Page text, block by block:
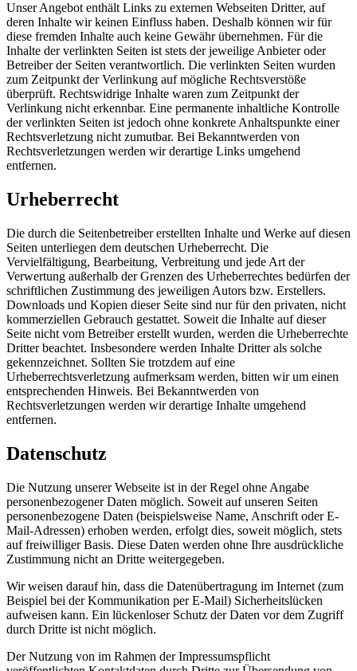
Unser Angebot enthält Links zu externen Webseiten Dritter, auf
deren Inhalte wir keinen Einfluss haben. Deshalb können wir für
diese fremden Inhalte auch keine Gewähr übernehmen. Für die
Inhalte der verlinkten Seiten ist stets der jeweilige Anbieter oder
Betreiber der Seiten verantwortlich. Die verlinkten Seiten wurden
zum Zeitpunkt der Verlinkung auf mögliche Rechtsverstöße
überprüft. Rechtswidrige Inhalte waren zum Zeitpunkt der
Verlinkung nicht erkennbar. Eine permanente inhaltliche Kontrolle
der verlinkten Seiten ist jedoch ohne konkrete Anhaltspunkte einer
Rechtsverletzung nicht zumutbar. Bei Bekanntwerden von
Rechtsverletzungen werden wir derartige Links umgehend
entfernen.
Urheberrecht
Die durch die Seitenbetreiber erstellten Inhalte und Werke auf diesen
Seiten unterliegen dem deutschen Urheberrecht. Die
Vervielfältigung, Bearbeitung, Verbreitung und jede Art der
Verwertung außerhalb der Grenzen des Urheberrechtes bedürfen der
schriftlichen Zustimmung des jeweiligen Autors bzw. Erstellers.
Downloads und Kopien dieser Seite sind nur für den privaten, nicht
kommerziellen Gebrauch gestattet. Soweit die Inhalte auf dieser
Seite nicht vom Betreiber erstellt wurden, werden die Urheberrechte
Dritter beachtet. Insbesondere werden Inhalte Dritter als solche
gekennzeichnet. Sollten Sie trotzdem auf eine
Urheberrechtsverletzung aufmerksam werden, bitten wir um einen
entsprechenden Hinweis. Bei Bekanntwerden von
Rechtsverletzungen werden wir derartige Inhalte umgehend
entfernen.
Datenschutz
Die Nutzung unserer Webseite ist in der Regel ohne Angabe
personenbezogener Daten möglich. Soweit auf unseren Seiten
personenbezogene Daten (beispielsweise Name, Anschrift oder E-
Mail-Adressen) erhoben werden, erfolgt dies, soweit möglich, stets
auf freiwilliger Basis. Diese Daten werden ohne Ihre ausdrückliche
Zustimmung nicht an Dritte weitergegeben.
Wir weisen darauf hin, dass die Datenübertragung im Internet (zum
Beispiel bei der Kommunikation per E-Mail) Sicherheitslücken
aufweisen kann. Ein lückenloser Schutz der Daten vor dem Zugriff
durch Dritte ist nicht möglich.
Der Nutzung von im Rahmen der Impressumspflicht